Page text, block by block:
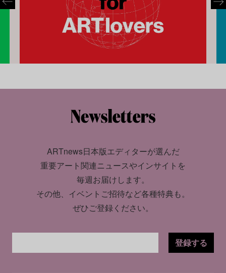
ARTnews日本版エディターが選んだ
重要アート関連ニュースやインサイトを
毎週お届けします。
その他、イベントご招待など各種特典も。
ぜひご登録ください。
登録する